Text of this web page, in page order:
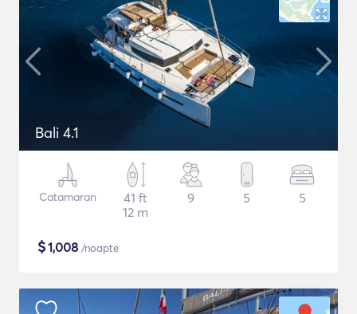
Bali 4.1
Catamaran
41 ft
12 m
9 5 5
$1,008 /noapte